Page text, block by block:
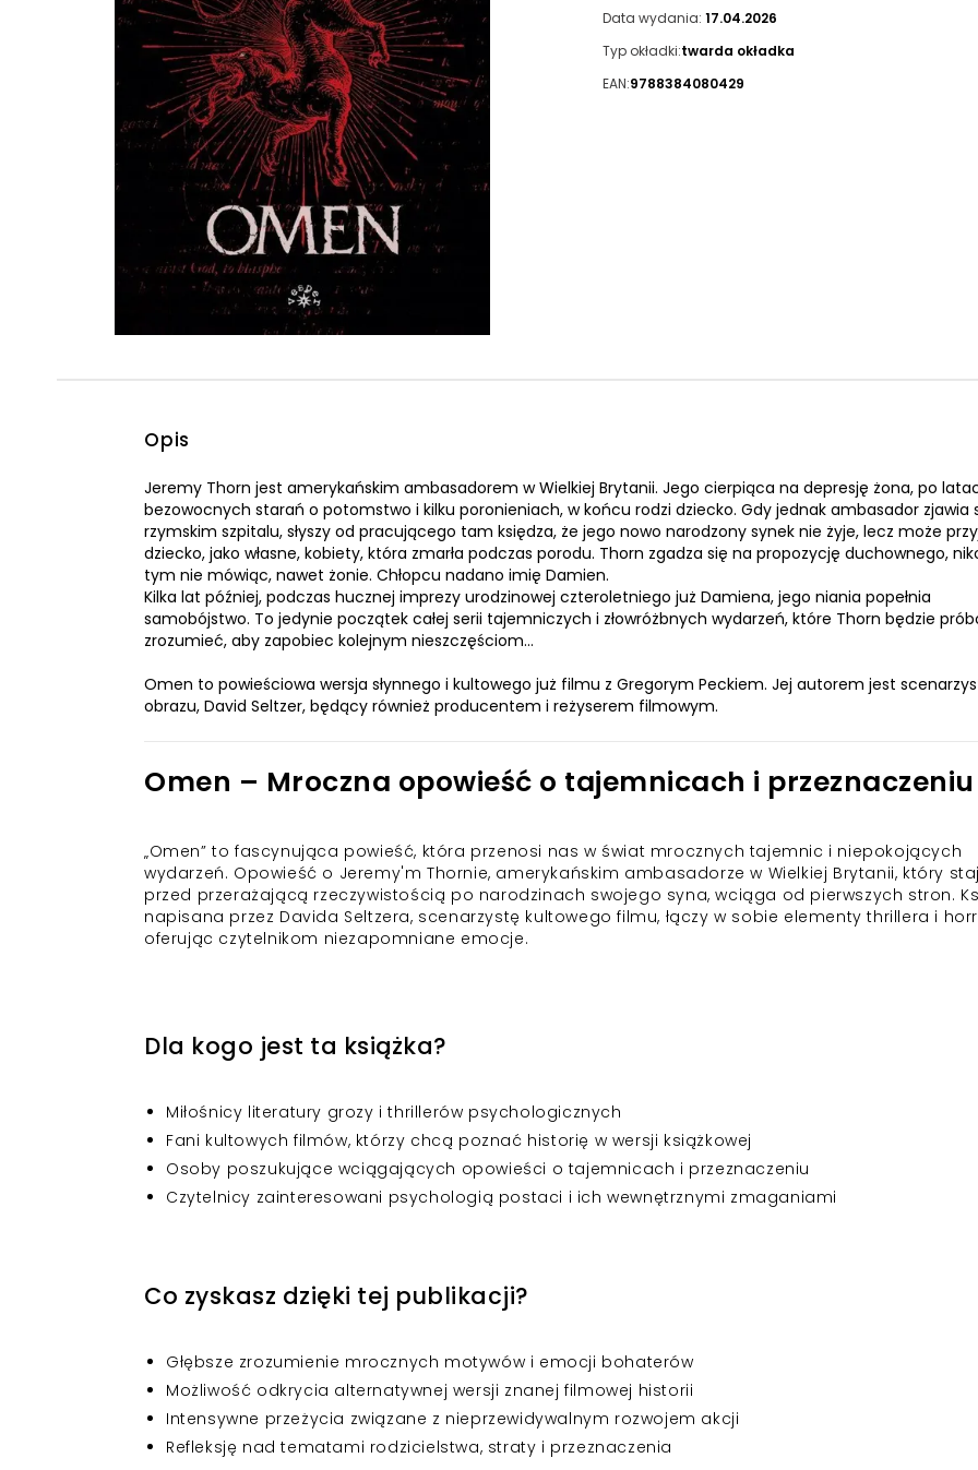
Data wydania: 17.04.2026
Typ okładki:twarda okładka
EAN:9788384080429
Opis
Jeremy Thorn jest amerykańskim ambasadorem w Wielkiej Brytanii. Jego cierpiąca na depresję żona, po
bezowocnych starań o potomstwo i kilku poronieniach, w końcu rodzi dziecko. Gdy jednak ambasador zjawia
rzymskim szpitalu, słyszy od pracującego tam księdza, że jego nowo narodzony synek nie żyje, lecz może
dziecko, jako własne, kobiety, która zmarła podczas porodu. Thorn zgadza się na propozycję duchownego,
tym nie mówiąc, nawet żonie. Chłopcu nadano imię Damien.
Kilka lat później, podczas hucznej imprezy urodzinowej czteroletniego już Damiena, jego niania popełnia
samobójstwo. To jedynie początek całej serii tajemniczych i złowróżbnych wydarzeń, które Thorn będzie
zrozumieć, aby zapobiec kolejnym nieszczęściom...
Omen to powieściowa wersja słynnego i kultowego już filmu z Gregorym Peckiem. Jej autorem jest
obrazu, David Seltzer, będący również producentem i reżyserem filmowym.
Omen – Mroczna opowieść o tajemnicach i przeznaczeniu
„Omen” to fascynująca powieść, która przenosi nas w świat mrocznych tajemnic i niepokojących
wydarzeń. Opowieść o Jeremy'm Thornie, amerykańskim ambasadorze w Wielkiej Brytanii, który
przed przerażającą rzeczywistością po narodzinach swojego syna, wciąga od pierwszych stron.
napisana przez Davida Seltzera, scenarzystę kultowego filmu, łączy w sobie elementy thrillera i
oferując czytelnikom niezapomniane emocje.
Dla kogo jest ta książka?
Miłośnicy literatury grozy i thrillerów psychologicznych
Fani kultowych filmów, którzy chcą poznać historię w wersji książkowej
Osoby poszukujące wciągających opowieści o tajemnicach i przeznaczeniu
Czytelnicy zainteresowani psychologią postaci i ich wewnętrznymi zmaganiami
Co zyskasz dzięki tej publikacji?
Głębsze zrozumienie mrocznych motywów i emocji bohaterów
Możliwość odkrycia alternatywnej wersji znanej filmowej historii
Intensywne przeżycia związane z nieprzewidywalnym rozwojem akcji
Refleksję nad tematami rodzicielstwa, straty i przeznaczenia
Powiększony kursor
Pomoc w czytaniu
Podkreślenie linków